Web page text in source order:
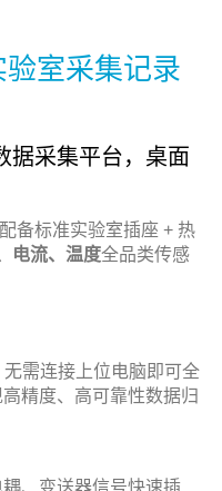
室采集记录
据采集平台，桌面
备标准实验室插座 + 热
电流、温度全品类传感
需连接上位电脑即可全
精度、高可靠性数据归
、变送器信号快速插